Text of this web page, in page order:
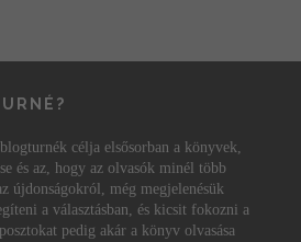
célja elsősorban a könyvek,
és az, hogy az olvasók minél több
újdonságokról, még megjelenésük
a választásban, és kicsit fokozni a
pedig akár a könyv olvasása